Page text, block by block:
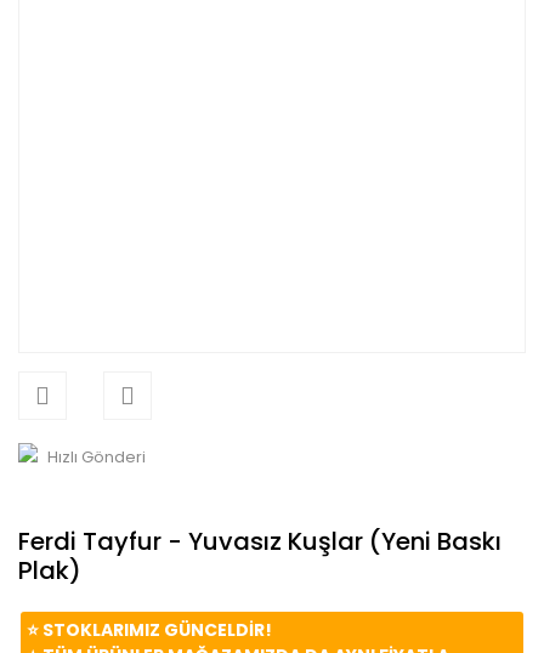
Hızlı Gönderi
Ferdi Tayfur - Yuvasız Kuşlar (Yeni Baskı
Plak)
⭐️ STOKLARIMIZ GÜNCELDİR!